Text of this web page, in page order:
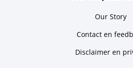
Our Story
Contact en
Disclaimer en